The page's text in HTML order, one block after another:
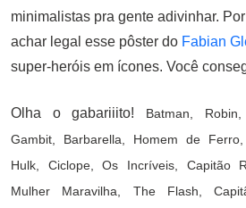
minimalistas pra gente adivinhar.
achar legal esse pôster do Fabian
super-heróis em ícones. Você
Olha o gabariiito!
Batman,
Gambit, Barbarella, Homem de
Hulk, Ciclope, Os Incríveis, Capitão
Mulher Maravilha, The Flash,